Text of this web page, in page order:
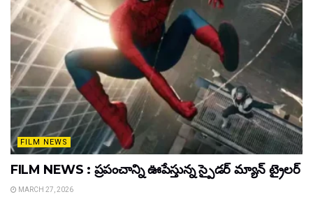
FILM NEWS
FILM NEWS : ప్రపంచాన్ని ఊపేస్తున్న స్పైడర్ మ్యాన్ ట్రైలర్
MARCH 27, 2026